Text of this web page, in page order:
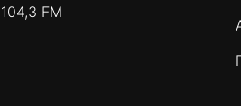
104,3 FM